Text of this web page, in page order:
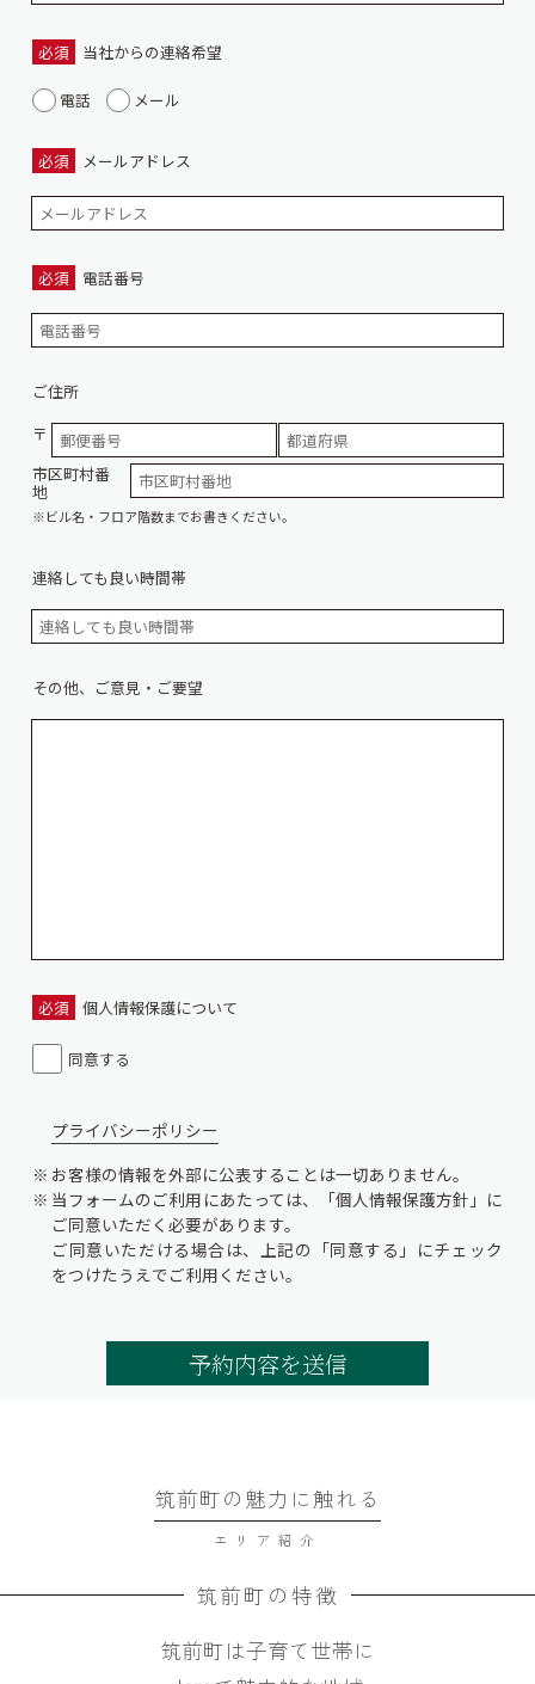
必須 当社からの連絡希望
電話 メール
必須 メールアドレス
必須 電話番号
ご住所
〒
市区町村番
地
※ビル名・フロア階数までお書きください。
連絡しても良い時間帯
その他、ご意見・ご要望
必須 個人情報保護について
同意する
プライバシーポリシー
お客様の情報を外部に公表することは一切ありません。
当フォームのご利用にあたっては、「個人情報保護方針」に
ご同意いただく必要があります。
ご同意いただける場合は、上記の「同意する」にチェック
をつけたうえでご利用ください。
筑前町の魅力に触れる
エリア紹介
筑前町の特徴
筑前町は子育て世帯に